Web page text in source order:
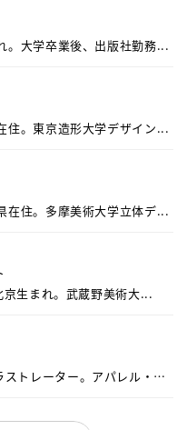
。大学卒業後、出版社勤務...
住。東京造形大学デザイン...
在住。多摩美術大学立体デ...
生まれ。武蔵野美術大...
トレーター。アパレル・キ